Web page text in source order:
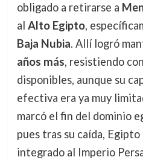
obligado a retirarse a
al Alto Egipto,
Baja Nubia. Allí logró
años más, resistiendo
disponibles, aunque su
efectiva era ya muy
marcó el fin del dominio
pues tras su caída,
integrado al Imperio